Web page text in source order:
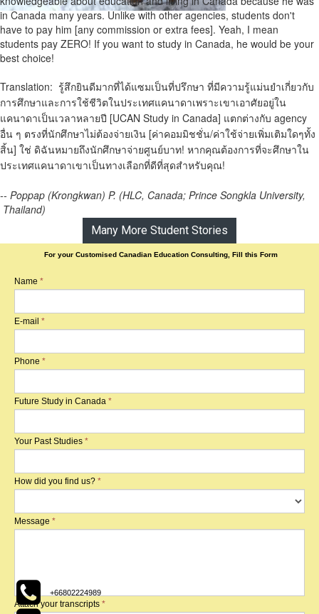
in Canada many years. Unlike with other agencies, students don't
have to pay him [any commission or extra fees]. Yeah, I mean
students pay ZERO! If you want to study in Canada, he would be your
best choice!
Translation: รู้สึกยินดีมากที่ได้แซมเป็นที่ปรึกษา ที่มีความรู้แม่นยำเกี่ยวกับ
การศึกษาและการใช้ชีวิตในประเทศแคนาดาเพราะเขาเอาศัยอยู่ใน
แคนาดาเป็นเวลาหลายปี [UCAN Study in Canada] แตกต่างกับ agency
อื่น ๆ ตรงที่นักศึกษาไม่ต้องจ่ายเงิน [ค่าคอมมิชชั่น/ค่าใช้จ่ายเพิ่มเติมใดๆทั้ง
สิ้น] ใช่ ดิฉันหมายถึงนักศึกษาจ่ายศูนย์บาท! หากคุณต้องการที่จะศึกษาใน
ประเทศแคนาดาเขาเป็นทางเลือกที่ดีที่สุดสำหรับคุณ!
-- Poppap (Krongkwan) P. (HLC, Canada; Prince Songkla University,
Thailand)
Many More Student Stories
For your Customised Canadian Education Consulting, Fill this Form
Name *
E-mail *
Phone *
Future Study in Canada *
Your Past Studies *
How did you find us? *
Message *
Attach your transcripts *
 +66802224989